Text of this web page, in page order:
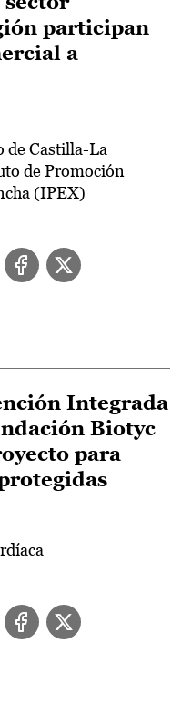
participan
a
de Castilla-La
de Promoción
(IPEX)
Integrada
Biotyc
para